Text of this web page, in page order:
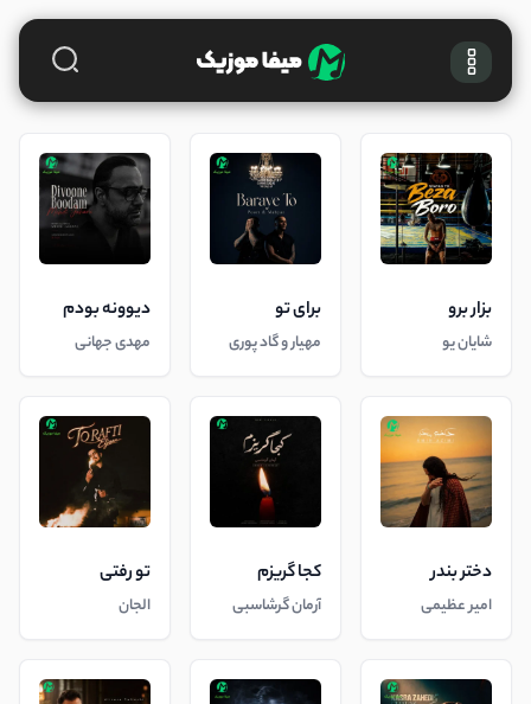
بزار برو
شایان یو
برای تو
مهیار و گاد پوری
دیوونه بودم
مهدی جهانی
دختر بندر
امیر عظیمی
کجا گریزم
آرمان گرشاسبی
تو رفتی
الجان